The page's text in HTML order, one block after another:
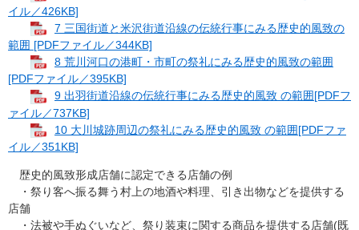
イル／426KB]
7 三国街道と米沢街道沿線の伝統行事にみる歴史的風致の
範囲 [PDFファイル／344KB]
8 荒川河口の港町・市町の祭礼にみる歴史的風致の範囲
[PDFファイル／395KB]
9 出羽街道沿線の伝統行事にみる歴史的風致 の範囲[PDFフ
ァイル／737KB]
10 大川城跡周辺の祭礼にみる歴史的風致 の範囲[PDFファ
イル／351KB]
歴史的風致形成店舗に認定できる店舗の例
・祭り客へ振る舞う村上の地酒や料理、引き出物などを提供する
店舗
・法被や手ぬぐいなど、祭り装束に関する商品を提供する店舗(既